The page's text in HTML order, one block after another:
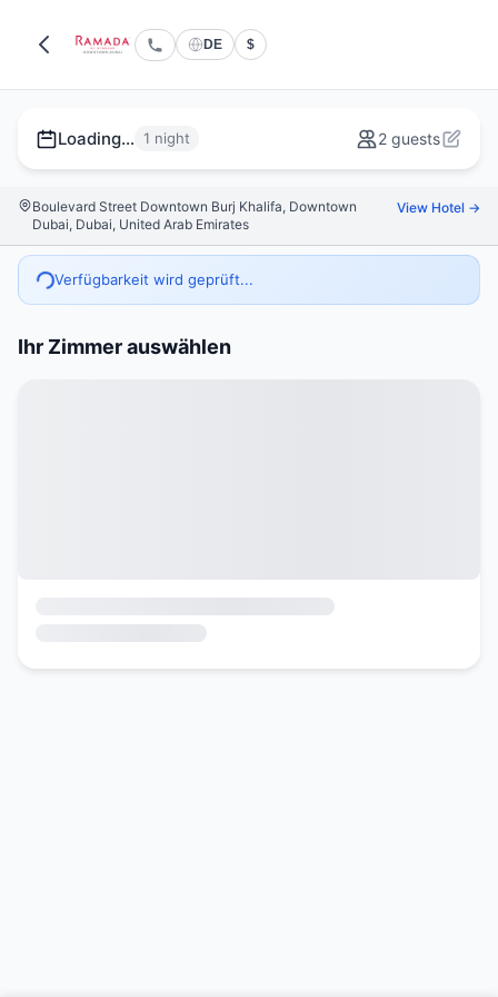
DE $
Loading... 1 night 2 guests
Boulevard Street Downtown Burj Khalifa, Downtown
Dubai, Dubai, United Arab Emirates
View Hotel →
Verfügbarkeit wird geprüft...
Ihr Zimmer auswählen